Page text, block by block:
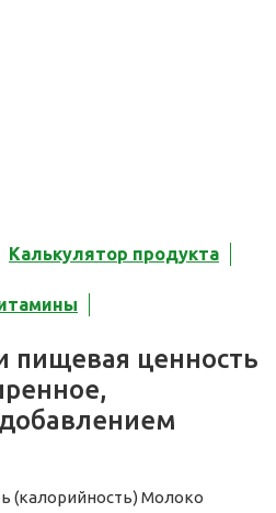
Калькулятор продукта
пищевая ценность
(калорийность) Молоко